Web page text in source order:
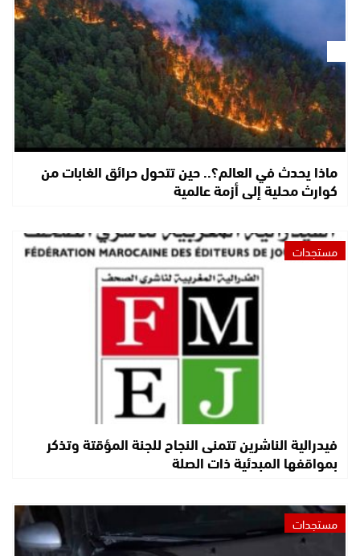
ماذا يحدث في العالم؟.. حين تتحول حرائق الغابات من
كوارث محلية إلى أزمة عالمية
مستجدات
فيدرالية الناشرين تتمنى النجاح للجنة المؤقتة وتذكر
بمواقفها المبدئية ذات الصلة
مستجدات